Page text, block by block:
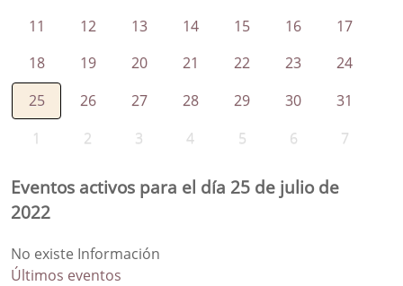
11
12 13 14 15 16
17
18
19 20 21 22 23
24
25
26 27 28 29 30
31
1
2 3 4 5 6 7
Eventos activos para el día 25 de julio de
2022
No existe Información
Últimos eventos